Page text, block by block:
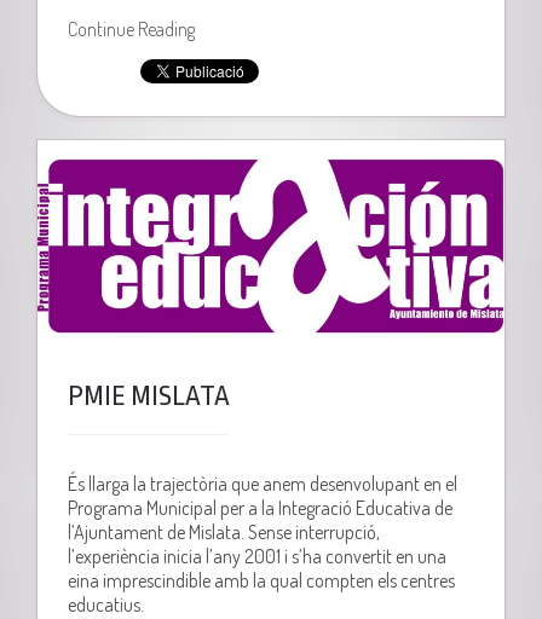
Continue Reading
PMIE MISLATA
És llarga la trajectòria que anem desenvolupant en el
Programa Municipal per a la Integració Educativa de
l’Ajuntament de Mislata. Sense interrupció,
l’experiència inicia l’any 2001 i s’ha convertit en una
eina imprescindible amb la qual compten els centres
educatius.